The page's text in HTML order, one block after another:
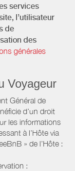
services
l’utilisateur
de
des
générales
Voyageur
Général de
d’un droit
les informations
à l’Hôte via
» de l’Hôte :
: